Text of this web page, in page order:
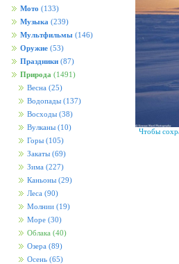
Мото (133)
Музыка (239)
Мультфильмы (146)
Оружие (53)
Праздники (87)
Природа (1491)
Весна (25)
Водопады (137)
Восходы (38)
Вулканы (10)
Горы (105)
Закаты (69)
Зима (227)
Каньоны (29)
Леса (90)
Молнии (19)
Море (30)
Облака (40)
Озера (89)
Осень (65)
Чтобы